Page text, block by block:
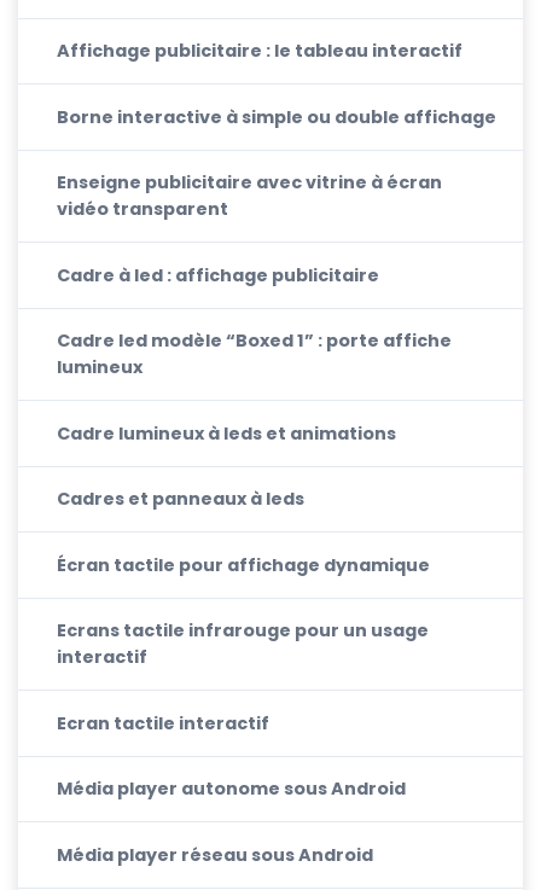
Affichage publicitaire : le tableau interactif
Borne interactive à simple ou double affichage
Enseigne publicitaire avec vitrine à écran
vidéo transparent
Cadre à led : affichage publicitaire
Cadre led modèle “Boxed 1” : porte affiche
lumineux
Cadre lumineux à leds et animations
Cadres et panneaux à leds
Écran tactile pour affichage dynamique
Ecrans tactile infrarouge pour un usage
interactif
Ecran tactile interactif
Média player autonome sous Android
Média player réseau sous Android